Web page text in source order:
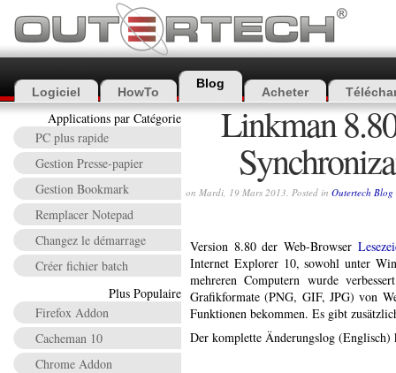
Linkman
on Mardi, 19 Mars 2013. Posted in Outertech Blog
Version 8.80 der Web-Browser
Internet Explorer 10, sowohl unter
mehreren Computern wurde
Grafikformate (PNG, GIF, JPG) von
Funktionen bekommen. Es gibt
Der komplette Änderungslog
Applications par Catégorie
PC plus rapide
Gestion Presse-papier
Gestion Bookmark
Remplacer Notepad
Changez le démarrage
Créer fichier batch
Plus Populaire
Firefox Addon
Cacheman 10
Chrome Addon
Logiciel HowTo
Blog
Acheter